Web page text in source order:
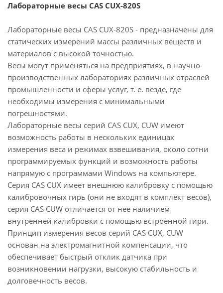
Лабораторные весы CAS CUX-820S
Лабораторные весы CAS CUX-820S - предназначены для
статических измерений массы различных веществ и
материалов с высокой точностью.
Весы могут применяться на предприятиях, в научно-
производственных лабораториях различных отраслей
промышленности и сферы услуг, т. е. везде, где
необходимы измерения с минимальными
погрешностями.
Лабораторные весы серий CAS CUX, CUW имеют
возможность работы в нескольких единицах
измерения веса и режимах взвешивания, около сотни
программируемых функций и возможность работы
напрямую с программами Windows на компьютере.
Серия CAS CUX имеет внешнюю калибровку с помощью
калибровочных гирь (они не входят в комплект весов),
серия CAS CUW отличается от неё наличием
внутренней калибровки с помощью встроенной гири.
Принцип измерения весов серий CAS CUX, CUW
основан на электромагнитной компенсации, что
обеспечивает быстрый отклик датчика при
возникновении нагрузки, высокую стабильность и
долговечность весов.